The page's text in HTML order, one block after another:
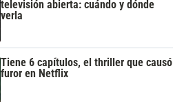
televisión abierta: cuándo y dónde
verla
Tiene 6 capítulos, el thriller que causó
furor en Netflix